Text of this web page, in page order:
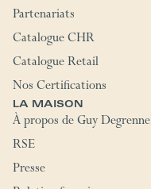
Partenariats
Catalogue CHR
Catalogue Retail
Nos Certifications
LA MAISON
À propos de Guy Degrenne
RSE
Presse